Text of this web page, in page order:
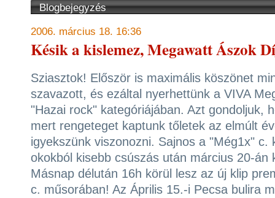
Blogbejegyzés
2006. március 18. 16:36
Késik a kislemez, Megawatt Ászok
Sziasztok! Először is maximális köszönet
szavazott, és ezáltal nyerhettünk a VIVA
"Hazai rock" kategóriájában. Azt gondoljuk,
mert rengeteget kaptunk tőletek az elmúlt
igyekszünk viszonozni. Sajnos a "Még1x" c.
okokból kisebb csúszás után március 20-án
Másnap délután 16h körül lesz az új klip
c. műsorában! Az Április 15.-i Pecsa bulira